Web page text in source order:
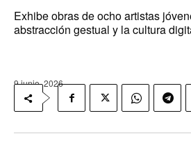
Exhibe obras de ocho artistas
abstracción gestual y la cultura
9 junio, 2026